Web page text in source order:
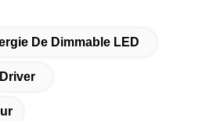
De Dimmable LED